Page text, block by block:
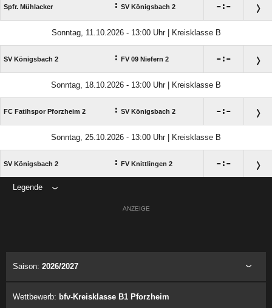
Spfr. Mühlacker : SV Königsbach 2 :
Sonntag, 11.10.2026 - 13:00 Uhr | Kreisklasse B
SV Königsbach 2 : FV 09 Niefern 2 :
Sonntag, 18.10.2026 - 13:00 Uhr | Kreisklasse B
FC Fatihspor Pforzheim 2 : SV Königsbach 2 :
Sonntag, 25.10.2026 - 13:00 Uhr | Kreisklasse B
SV Königsbach 2 : FV Knittlingen 2 :
Legende
ANZEIGE
Saison: 2026/2027
Wettbewerb: bfv-Kreisklasse B1 Pforzheim